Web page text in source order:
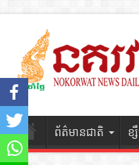
ព័ត៌មានជាតិ ខ្